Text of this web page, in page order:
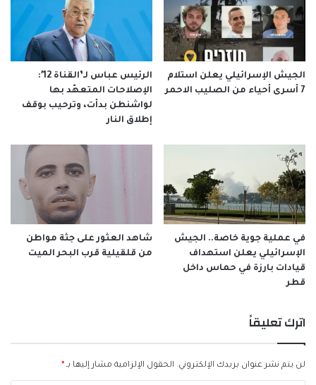
الجيش الإسرائيلي يعلن استلام
7 أسرى أحياء من الصليب الاحمر
الرئيس عباس لـ’القناة 12′:
الإصلاحات المتعهّد بها
لواشنطن بدأت، وترحيب بوقف
إطلاق النار
في عملية جوية خاصة.. الجيش
الإسرائيلي يعلن استهداف
قيادات بارزة في حماس داخل
قطر
شاهد العثور على جثة مواطن
من قلقيلية قرب البحر الميت
اترك تعليقاً
لن يتم نشر عنوان بريدك الإلكتروني. الحقول الإلزامية مشار إليها بـ *